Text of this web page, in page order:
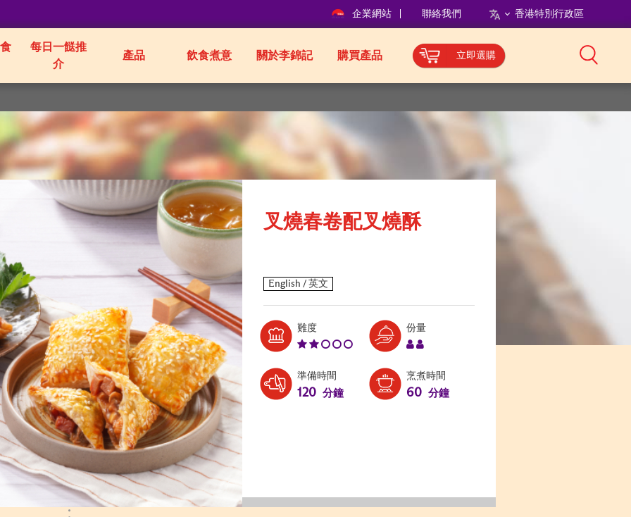
企業網站 聯絡我們 香港特別行政區
每日一餸推
介
產品 飲食煮意 關於李錦記 購買產品 立即選購
叉燒春卷配叉燒酥
難度Level:
份量Serves:
準備時間
120 分鐘
烹煮時間
60 分鐘